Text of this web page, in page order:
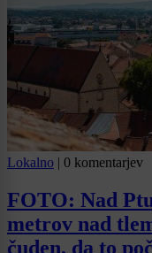
Lokalno | 0 komentarjev
FOTO: Nad
metrov nad
čuden, da to